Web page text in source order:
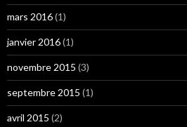
mars 2016(1)
janvier 2016(1)
novembre 2015 (3)
septembre 2015 (1)
avril 2015 (2)